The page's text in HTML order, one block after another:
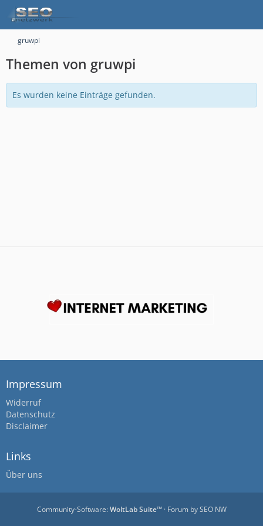
gruwpi
Themen von gruwpi
Es wurden keine Einträge gefunden.
Impressum
Widerruf
Datenschutz
Disclaimer
Links
Über uns
Community-Software:WoltLab Suite™· Forum bySEO NW